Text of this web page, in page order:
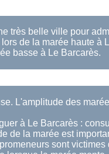
très belle ville pour
de la marée haute à
basse à Le Barcarès.
L'amplitude des
à Le Barcarès :
de la marée est
sont victimes